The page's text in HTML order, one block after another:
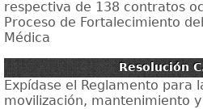
respectiva de 138 contratos
Proceso de Fortalecimiento
Médica
Resolución
Expídase el Reglamento para
movilización, mantenimiento